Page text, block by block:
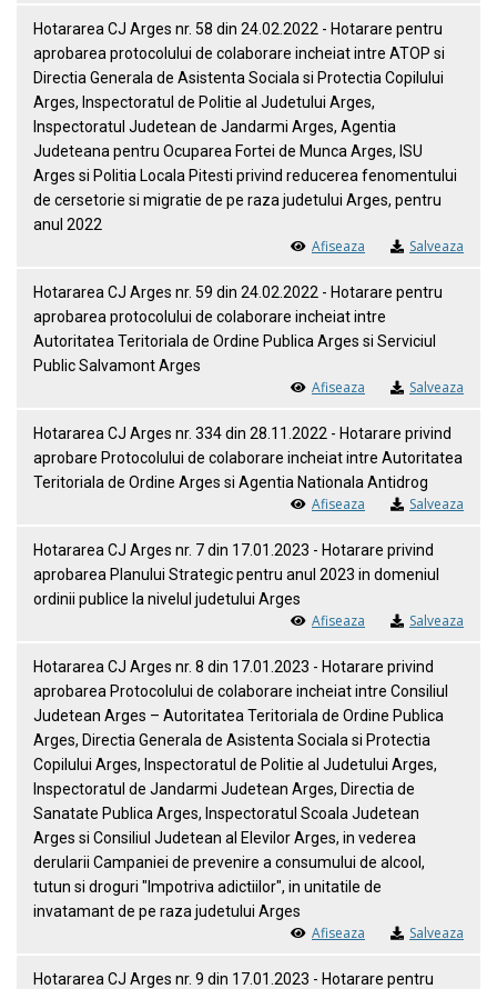
Hotararea CJ Arges nr. 58 din 24.02.2022 - Hotarare pentru
aprobarea protocolului de colaborare incheiat intre ATOP si
Directia Generala de Asistenta Sociala si Protectia Copilului
Arges, Inspectoratul de Politie al Judetului Arges,
Inspectoratul Judetean de Jandarmi Arges, Agentia
Judeteana pentru Ocuparea Fortei de Munca Arges, ISU
Arges si Politia Locala Pitesti privind reducerea fenomentului
de cersetorie si migratie de pe raza judetului Arges, pentru
anul 2022
Afiseaza Salveaza
Hotararea CJ Arges nr. 59 din 24.02.2022 - Hotarare pentru
aprobarea protocolului de colaborare incheiat intre
Autoritatea Teritoriala de Ordine Publica Arges si Serviciul
Public Salvamont Arges
Afiseaza Salveaza
Hotararea CJ Arges nr. 334 din 28.11.2022 - Hotarare privind
aprobare Protocolului de colaborare incheiat intre Autoritatea
Teritoriala de Ordine Arges si Agentia Nationala Antidrog
Afiseaza Salveaza
Hotararea CJ Arges nr. 7 din 17.01.2023 - Hotarare privind
aprobarea Planului Strategic pentru anul 2023 in domeniul
ordinii publice la nivelul judetului Arges
Afiseaza Salveaza
Hotararea CJ Arges nr. 8 din 17.01.2023 - Hotarare privind
aprobarea Protocolului de colaborare incheiat intre Consiliul
Judetean Arges – Autoritatea Teritoriala de Ordine Publica
Arges, Directia Generala de Asistenta Sociala si Protectia
Copilului Arges, Inspectoratul de Politie al Judetului Arges,
Inspectoratul de Jandarmi Judetean Arges, Directia de
Sanatate Publica Arges, Inspectoratul Scoala Judetean
Arges si Consiliul Judetean al Elevilor Arges, in vederea
derularii Campaniei de prevenire a consumului de alcool,
tutun si droguri "Impotriva adictiilor", in unitatile de
invatamant de pe raza judetului Arges
Afiseaza Salveaza
Hotararea CJ Arges nr. 9 din 17.01.2023 - Hotarare pentru